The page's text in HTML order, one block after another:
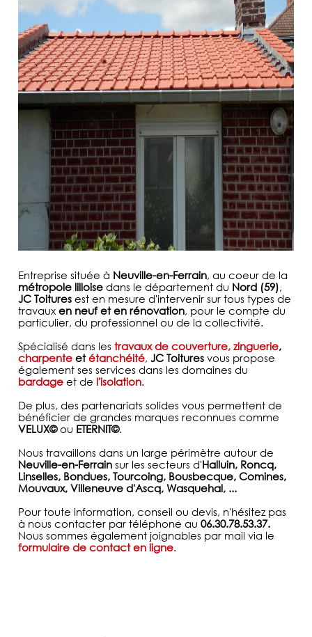
Entreprise située à Neuville-en-Ferrain, au coeur de la
métropole lilloise dans le département du Nord (59),
JC Toitures est en mesure d'intervenir sur tous types de
travauxen neuf et en rénovation, pour le compte du
particulier, du professionnel ou de la collectivité.
Spécialisé dans lestravaux de couverture, zinguerie,
charpente etétanchéité,JC Toitures vous propose
également ses services dans les domaines du
bardage et de l'isolation.
De plus, des partenariats solides vous permettent de
bénéficier de grandes marques reconnues comme
VELUX©ou ETERNIT©.
Nous travaillons dans un large périmètre autour de
Neuville-en-Ferrain sur les secteurs d'Halluin, Roncq,
Linselles, Bondues, Tourcoing, Bousbecque, Comines,
Mouvaux, Villeneuve d'Ascq, Wasquehal, ...
Pour toute information, conseil ou devis, n'hésitez pas
à nous contacter par téléphone au06.30.78.53.37.
Nous sommes également joignables par mail via le
formulaire de contact en ligne.